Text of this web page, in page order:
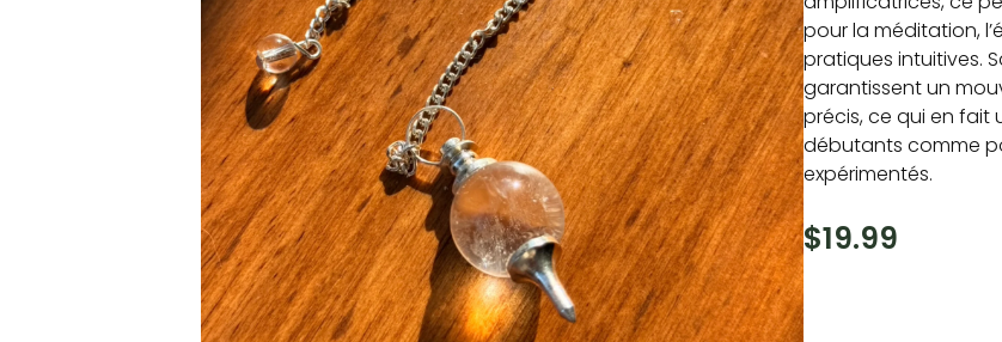
pour la méditation,
pratiques intuitives.
garantissent un
précis, ce qui en fait
débutants comme
expérimentés.
$19.99